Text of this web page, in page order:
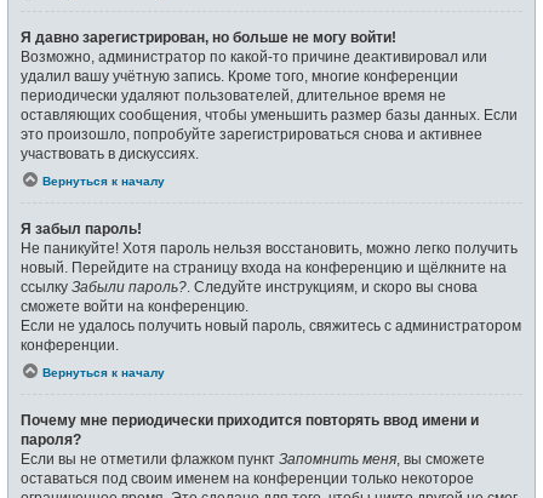
Я давно зарегистрирован, но больше не могу войти!
Возможно, администратор по какой-то причине деактивировал или
удалил вашу учётную запись. Кроме того, многие конференции
периодически удаляют пользователей, длительное время не
оставляющих сообщения, чтобы уменьшить размер базы данных. Если
это произошло, попробуйте зарегистрироваться снова и активнее
участвовать в дискуссиях.
Вернуться к началу
Я забыл пароль!
Не паникуйте! Хотя пароль нельзя восстановить, можно легко получить
новый. Перейдите на страницу входа на конференцию и щёлкните на
ссылку Забыли пароль? . Следуйте инструкциям, и скоро вы снова
сможете войти на конференцию.
Если не удалось получить новый пароль, свяжитесь с администратором
конференции.
Вернуться к началу
Почему мне периодически приходится повторять ввод имени и
пароля?
Если вы не отметили флажком пункт Запомнить меня , вы сможете
оставаться под своим именем на конференции только некоторое